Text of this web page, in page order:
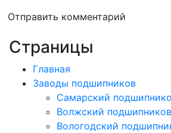
Отправить комментарий
Страницы
Главная
Заводы подшипников
Cамарский
Волжский
Вологодский